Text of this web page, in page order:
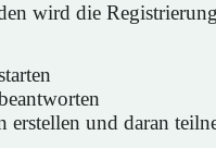
wird die
erstellen und daran